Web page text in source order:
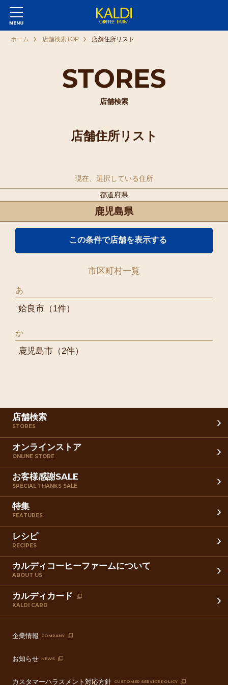
STORES
店舗検索
ホーム 店舗検索TOP 店舗住所リスト
店舗住所リスト
現在、選択している住所
都道府県
鹿児島県
市区町村一覧
あ
姶良市（1件）
か
鹿児島市（2件）
店舗検索
STORES
オンラインストア
ONLINE STORE
お客様感謝SALE
SPECIAL THANKS SALE
特集
FEATURES
レシピ
RECIPES
カルディコーヒーファームについて
ABOUT US
カルディカード
KALDI CARD
企業情報 COMPANY
お知らせ NEWS
カスタマーハラスメント対応方針 CUSTOMER SERVICE POLICY